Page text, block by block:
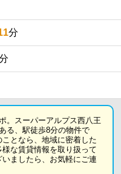
分
。スーパーアルプス西八王
る、駅徒歩8分の物件で
となら、地域に密着した
な賃貸情報を取り扱って
ましたら、お気軽にご連